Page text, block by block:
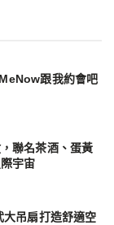
跟我約會吧
聯名茶酒、蛋黃
宇宙
吊扇打造舒適空